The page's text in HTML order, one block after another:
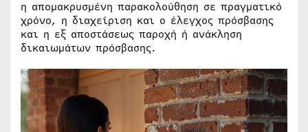
η απομακρυσμένη παρακολούθηση σε πραγματικό
χρόνο, η διαχείριση και ο έλεγχος πρόσβασης
και η εξ αποστάσεως παροχή ή ανάκληση
δικαιωμάτων πρόσβασης.